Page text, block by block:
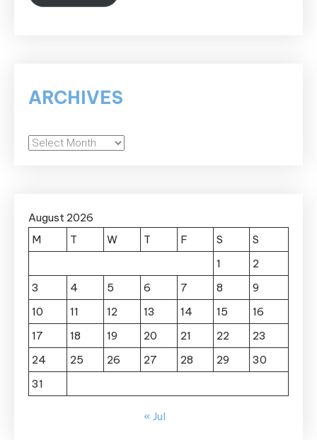
ARCHIVES
Archives
August 2026
M
T W T F S
S
1
2
3
4 5 6 7 8
9
10
11 12 13 14 15
16
17
18 19 20 21 22
23
24
25 26 27 28 29
30
31
« Jul